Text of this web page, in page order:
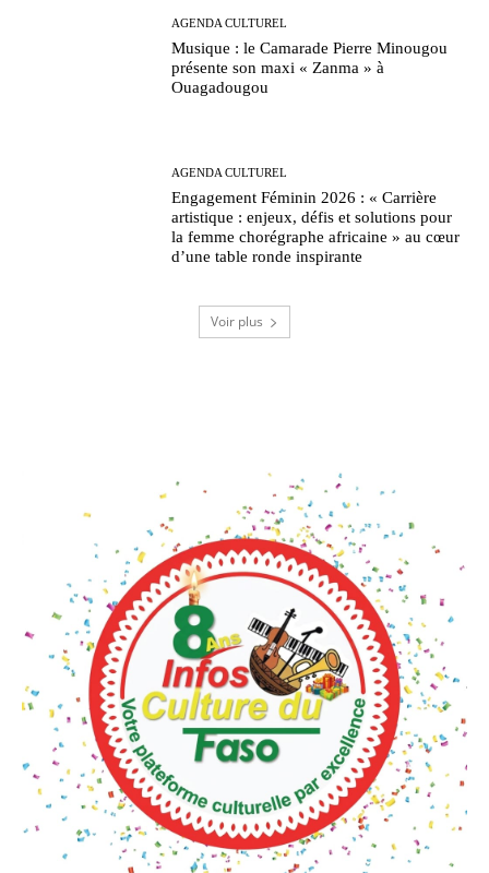
AGENDA CULTUREL
Musique : le Camarade Pierre Minougou
présente son maxi « Zanma » à
Ouagadougou
AGENDA CULTUREL
Engagement Féminin 2026 : « Carrière
artistique : enjeux, défis et solutions pour
la femme chorégraphe africaine » au cœur
d’une table ronde inspirante
Voir plus